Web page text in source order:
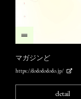
マガジンど
https://dododododo.jp/
detail